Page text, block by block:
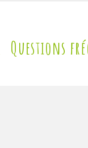
Questions